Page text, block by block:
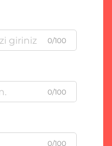
0/100
0/100
0/100